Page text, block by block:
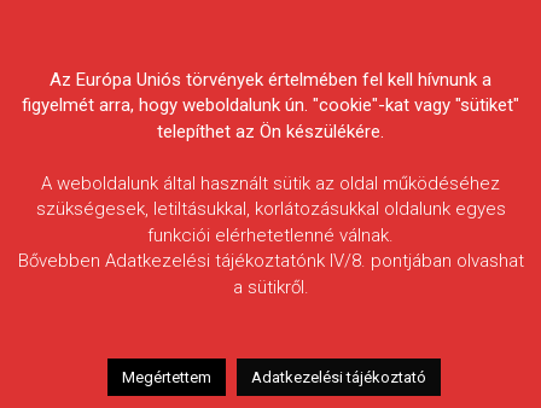
Egyesületek Szövetsége
KHESZ Ifi Klub nyári gyermek
horgásztáborok – 2026
Klubja 2026-ban is meghirdeti az elmúlt években nagy
népszerűségnek örvendő, gazdag és változatos
Az Európa Uniós törvények értelmében fel kell hívnunk a
figyelmét arra, hogy weboldalunk ún. "cookie"-kat vagy "sütiket"
telepíthet az Ön készülékére.
A weboldalunk által használt sütik az oldal működéséhez
szükségesek, letiltásukkal, korlátozásukkal oldalunk egyes
funkciói elérhetetlenné válnak.
Bővebben Adatkezelési tájékoztatónk IV/8. pontjában olvashat
a sütikről.
Megértettem Adatkezelési tájékoztató